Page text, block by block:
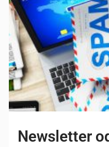
Newsletter